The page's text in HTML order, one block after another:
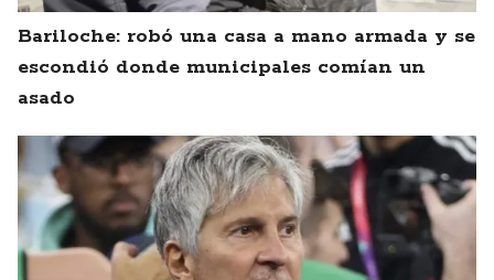
Bariloche: robó una casa a mano armada y se
escondió donde municipales comían un
asado